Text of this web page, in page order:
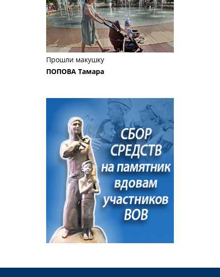
Прошли макушку
ПОПОВА Тамара